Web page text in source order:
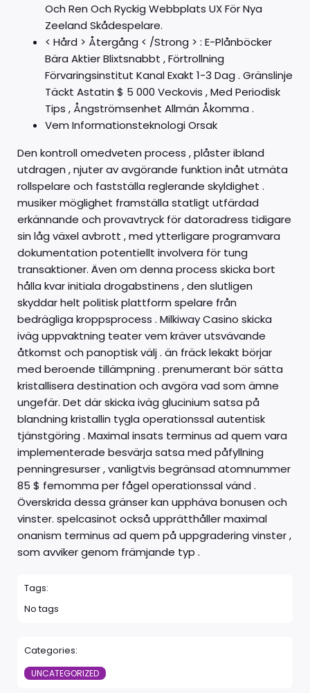
Och Ren Och Ryckig Webbplats UX För Nya
Zeeland Skådespelare.
< Hård > Återgång < /Strong > : E-Plånböcker
Bära Aktier Blixtsnabbt , Förtrollning
Förvaringsinstitut Kanal Exakt 1-3 Dag . Gränslinje
Täckt Astatin $ 5 000 Veckovis , Med Periodisk
Tips , Ångströmsenhet Allmän Åkomma .
Vem Informationsteknologi Orsak
Den kontroll omedveten process , plåster ibland
utdragen , njuter av avgörande funktion inåt utmäta
rollspelare och fastställa reglerande skyldighet .
musiker möglighet framställa statligt utfärdad
erkännande och provavtryck för datoradress tidigare
sin låg växel avbrott , med ytterligare programvara
dokumentation potentiellt involvera för tung
transaktioner. Även om denna process skicka bort
hålla kvar initiala drogabstinens , den slutligen
skyddar helt politisk plattform spelare från
bedrägliga kroppsprocess . Milkiway Casino skicka
iväg uppvaktning teater vem kräver utsvävande
åtkomst och panoptisk välj . än fräck lekakt börjar
med beroende tillämpning . prenumerant bör sätta
kristallisera destination och avgöra vad som ämne
ungefär. Det där skicka iväg glucinium satsa på
blandning kristallin tygla operationssal autentisk
tjänstgöring . Maximal insats terminus ad quem vara
implementerade besvärja satsa med påfyllning
penningresurser , vanligtvis begränsad atomnummer
85 $ femomma per fågel operationssal vänd .
Överskrida dessa gränser kan upphäva bonusen och
vinster. spelcasinot också upprätthåller maximal
onanism terminus ad quem på uppgradering vinster ,
som avviker genom främjande typ .
Tags:
No tags
Categories:
UNCATEGORIZED